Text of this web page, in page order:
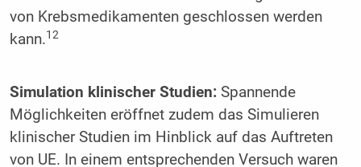
von Krebsmedikamenten geschlossen werden
kann.12
Simulation klinischer Studien:Spannende
Möglichkeiten eröffnet zudem das Simulieren
klinischer Studien im Hinblick auf das Auftreten
von UE. In einem entsprechenden Versuch waren